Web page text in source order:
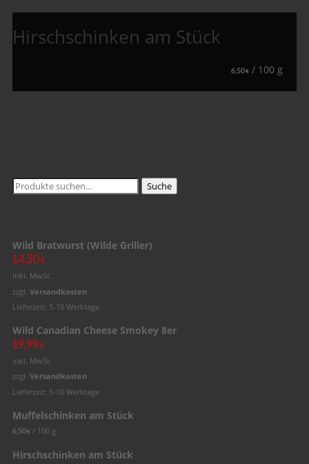
Hirschschinken am Stück
6,50€ / 100 g
Suche
nach:
Suche
Wild Bratwurst (Wilde Griller)
14,50€
inkl. MwSt.
zzgl. Versandkosten
Lieferzeit: 5-10 Werktage
Wild Canadian Cheese Smokey 8er
19,99€
inkl. MwSt.
zzgl. Versandkosten
Lieferzeit: 5-10 Werktage
Muffelschinken am Stück
6,50€ / 100 g
Hirschschinken am Stück